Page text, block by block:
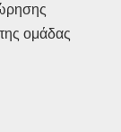
ομάδας